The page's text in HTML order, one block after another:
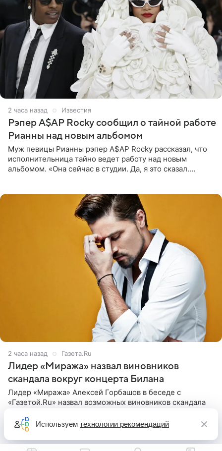
2 часа назад Известия
Рэпер A$AP Rocky сообщил о тайной работе
Рианны над новым альбомом
Муж певицы Рианны рэпер A$AP Rocky рассказал, что
исполнительница тайно ведет работу над новым
альбомом. «Она сейчас в студии. Да, я это сказал.
2 часа назад Газета.Ru
Лидер «Миража» назвал виновников
скандала вокруг концерта Билана
Лидер «Миража» Алексей Горбашов в беседе с
«Газетой.Ru» назвал возможных виновников скандала
Горбашова, продумать нюансы сцены, не устроившей
зрителей, должны
Используем технологии рекомендаций